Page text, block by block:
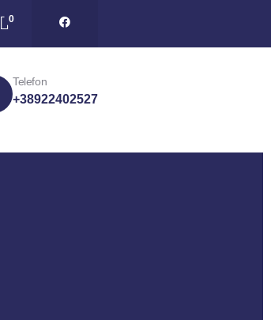
0
Telefon
+38922402527